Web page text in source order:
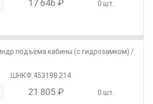
17 646 ₽ 0 шт.
подъёма кабины (с гидрозамком) /
ШНКФ.453198.214
21 805 ₽ 0 шт.